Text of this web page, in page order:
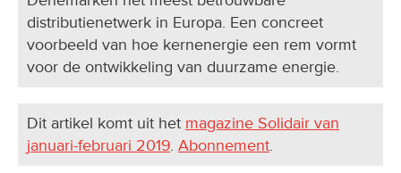
distributienetwerk in Europa. Een concreet
voorbeeld van hoe kernenergie een rem vormt
voor de ontwikkeling van duurzame energie.
Dit artikel komt uit het magazine Solidair van
januari-februari 2019. Abonnement.